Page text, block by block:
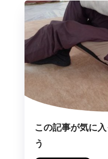
この記事が気に
う